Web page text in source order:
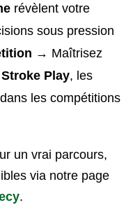
révèlent votre
sous pression
→ Maîtrisez
Stroke Play, les
les compétitions
un vrai parcours,
via notre page
.